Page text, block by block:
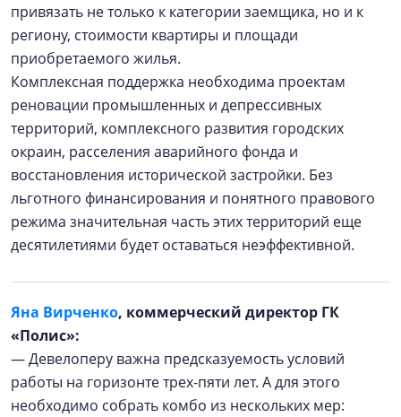
привязать не только к категории заемщика, но и к
региону, стоимости квартиры и площади
приобретаемого жилья.
Комплексная поддержка необходима проектам
реновации промышленных и депрессивных
территорий, комплексного развития городских
окраин, расселения аварийного фонда и
восстановления исторической застройки. Без
льготного финансирования и понятного правового
режима значительная часть этих территорий еще
десятилетиями будет оставаться неэффективной.
Яна Вирченко, коммерческий директор ГК
«Полис»:
— Девелоперу важна предсказуемость условий
работы на горизонте трех-пяти лет. А для этого
необходимо собрать комбо из нескольких мер: